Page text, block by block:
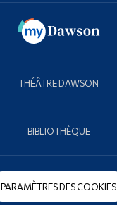
THÉÂTRE DAWSON
BIBLIOTHÈQUE
PARAMÈTRES DES COOKIES